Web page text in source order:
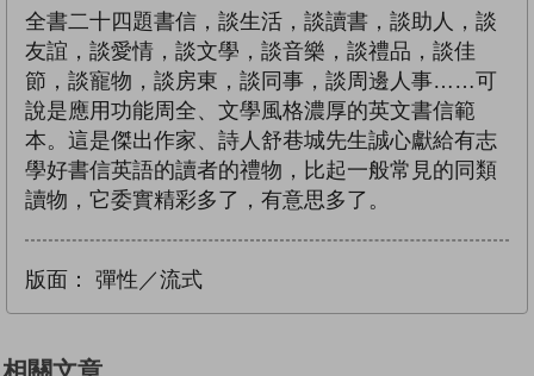
全書二十四題書信，談生活，談讀書，談助人，談
友誼，談愛情，談文學，談音樂，談禮品，談佳
節，談寵物，談房東，談同事，談周邊人事……可
說是應用功能周全、文學風格濃厚的英文書信範
本。這是傑出作家、詩人舒巷城先生誠心獻給有志
學好書信英語的讀者的禮物，比起一般常見的同類
讀物，它委實精彩多了，有意思多了。
版面： 彈性／流式